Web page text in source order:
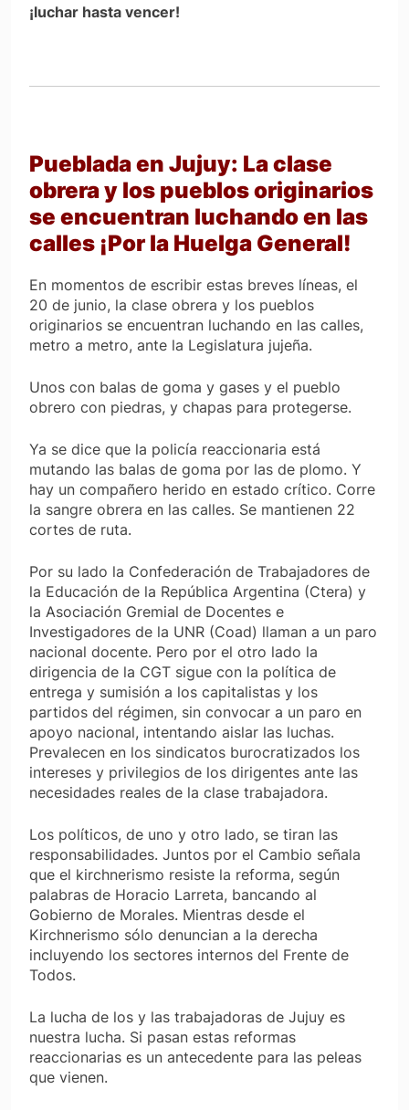
¡luchar hasta vencer!
Pueblada en Jujuy: La clase
obrera y los pueblos originarios
se encuentran luchando en las
calles ¡Por la Huelga General!
En momentos de escribir estas breves líneas, el
20 de junio, la clase obrera y los pueblos
originarios se encuentran luchando en las calles,
metro a metro, ante la Legislatura jujeña.
Unos con balas de goma y gases y el pueblo
obrero con piedras, y chapas para protegerse.
Ya se dice que la policía reaccionaria está
mutando las balas de goma por las de plomo. Y
hay un compañero herido en estado crítico. Corre
la sangre obrera en las calles. Se mantienen 22
cortes de ruta.
Por su lado la Confederación de Trabajadores de
la Educación de la República Argentina (Ctera) y
la Asociación Gremial de Docentes e
Investigadores de la UNR (Coad) llaman a un paro
nacional docente. Pero por el otro lado la
dirigencia de la CGT sigue con la política de
entrega y sumisión a los capitalistas y los
partidos del régimen, sin convocar a un paro en
apoyo nacional, intentando aislar las luchas.
Prevalecen en los sindicatos burocratizados los
intereses y privilegios de los dirigentes ante las
necesidades reales de la clase trabajadora.
Los políticos, de uno y otro lado, se tiran las
responsabilidades. Juntos por el Cambio señala
que el kirchnerismo resiste la reforma, según
palabras de Horacio Larreta, bancando al
Gobierno de Morales. Mientras desde el
Kirchnerismo sólo denuncian a la derecha
incluyendo los sectores internos del Frente de
Todos.
La lucha de los y las trabajadoras de Jujuy es
nuestra lucha. Si pasan estas reformas
reaccionarias es un antecedente para las peleas
que vienen.